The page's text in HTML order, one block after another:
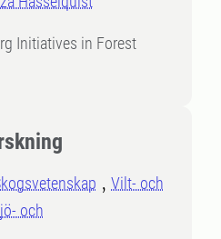
Initiatives in Forest
Vilt- och
och